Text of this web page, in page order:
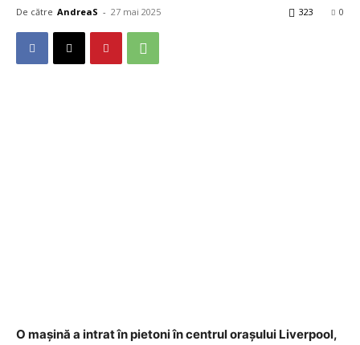
De către AndreaS - 27 mai 2025 0
323
O mașină a intrat în pietoni în centrul orașului Liverpool,